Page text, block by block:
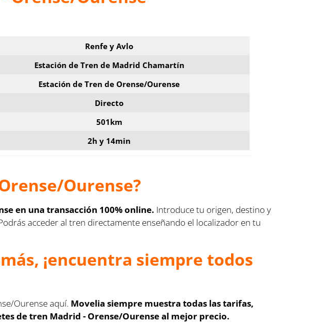
Renfe y Avlo
Estación de Tren de Madrid Chamartín
Estación de Tren de Orense/Ourense
Directo
501km
2h y 14min
Ourense?
en una transacción 100% online. Introduce tu origen, destino y
acceder al tren directamente enseñando el localizador en tu
¡encuentra siempre todos
Ourense aquí. Movelia siempre muestra todas las tarifas,
de tren Madrid - Orense/Ourense al mejor precio.